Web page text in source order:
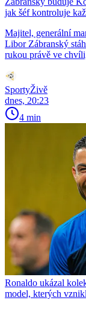
jak šéf kontroluje
Majitel, generální
Libor Zábranský
rukou právě ve
SportyŽivě
dnes, 20:23
4 min
Ronaldo ukázal
model, kterých